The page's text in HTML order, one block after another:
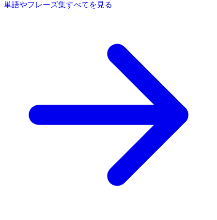
単語やフレーズ集すべてを見る